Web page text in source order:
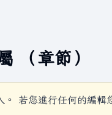
（章節）
。 若您進行任何的編